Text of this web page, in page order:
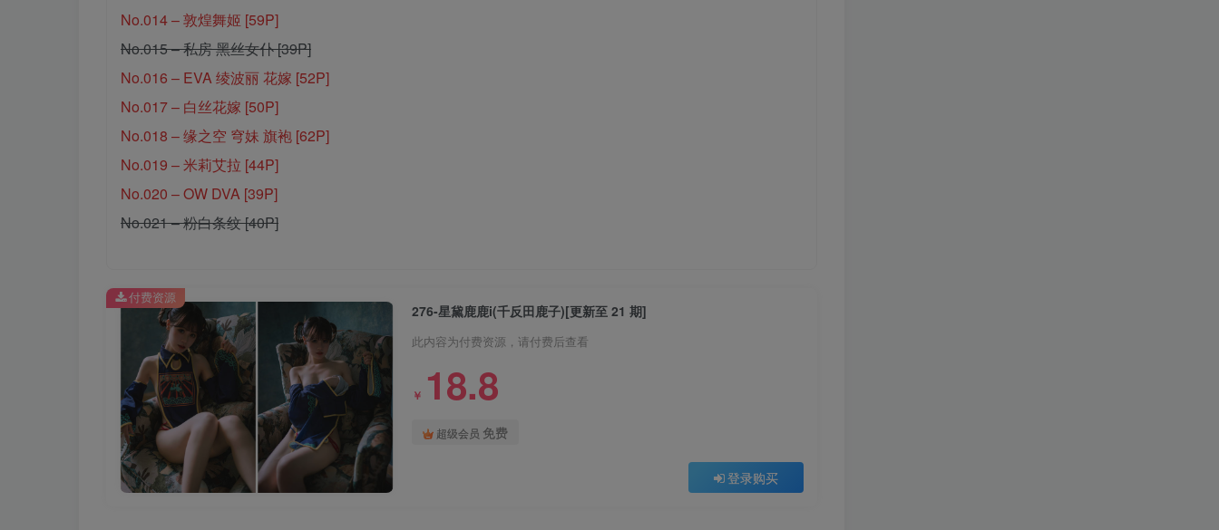
No.014 – 敦煌舞姬 [59P]
No.015 – 私房 黑丝女仆 [39P]
No.016 – EVA 绫波丽 花嫁 [52P]
No.017 – 白丝花嫁 [50P]
No.018 – 缘之空 穹妹 旗袍 [62P]
No.019 – 米莉艾拉 [44P]
No.020 – OW DVA [39P]
No.021 – 粉白条纹 [40P]
276-星黛鹿鹿i(千反田鹿子)[更新至 21 期]
此内容为付费资源，请付费后查看
￥ 18.8
超级会员 免费
登录购买
付费资源